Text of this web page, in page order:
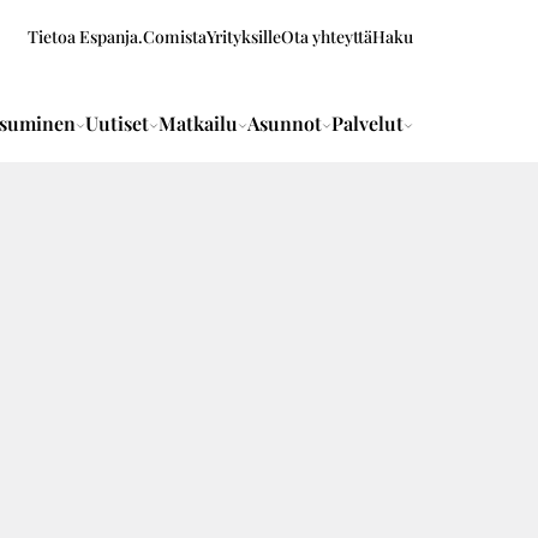
Tietoa Espanja.ComistaYrityksilleOta yhteyttäHaku
Uutiset Matkailu Asunnot Palvelut